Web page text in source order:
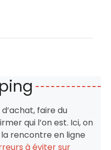
faire du
qui l’on est. Ici, on
rencontre en ligne
à éviter sur